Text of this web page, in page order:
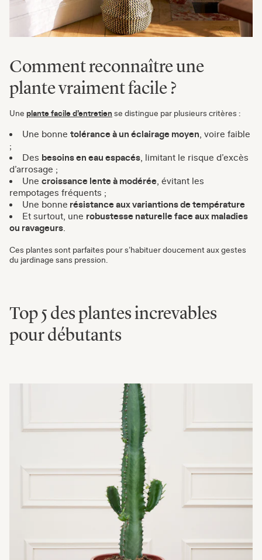
Comment reconnaître une
plante vraiment facile ?
Une plante facile d’entretien se distingue par plusieurs critères :
Une bonne tolérance à un éclairage moyen , voire faible
;
Des besoins en eau espacés , limitant le risque d’excès
d’arrosage ;
Une croissance lente à modérée , évitant les
rempotages fréquents ;
Une bonne résistance aux variantions de température
Et surtout, une robustesse naturelle face aux maladies
ou ravageurs
Ces plantes sont parfaites pour s’habituer doucement aux gestes
du jardinage sans pression.
Top 5 des plantes increvables
pour débutants